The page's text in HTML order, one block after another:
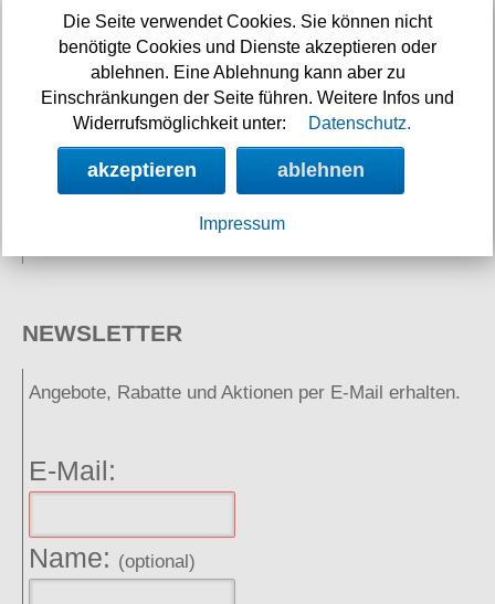
SERVICE
Neuigkeiten
NEWSLETTER
Angebote, Rabatte und Aktionen per E-Mail erhalten.
E-Mail:
Name: (optional)
Die Seite verwendet Cookies. Sie können nicht
benötigte Cookies und Dienste akzeptieren oder
ablehnen. Eine Ablehnung kann aber zu
Einschränkungen der Seite führen. Weitere Infos und
Widerrufsmöglichkeit unter:
Datenschutz.
akzeptieren ablehnen
Impressum